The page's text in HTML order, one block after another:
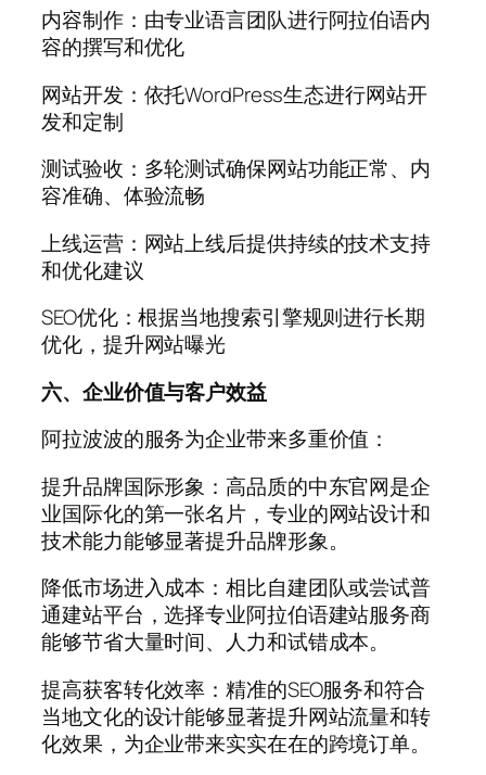
内容制作：由专业语言团队进行阿拉伯语内
容的撰写和优化
网站开发：依托WordPress生态进行网站开
发和定制
测试验收：多轮测试确保网站功能正常、内
容准确、体验流畅
上线运营：网站上线后提供持续的技术支持
和优化建议
SEO优化：根据当地搜索引擎规则进行长期
优化，提升网站曝光
六、企业价值与客户效益
阿拉波波的服务为企业带来多重价值：
提升品牌国际形象：高品质的中东官网是企
业国际化的第一张名片，专业的网站设计和
技术能力能够显著提升品牌形象。
降低市场进入成本：相比自建团队或尝试普
通建站平台，选择专业阿拉伯语建站服务商
能够节省大量时间、人力和试错成本。
提高获客转化效率：精准的SEO服务和符合
当地文化的设计能够显著提升网站流量和转
化效果，为企业带来实实在在的跨境订单。